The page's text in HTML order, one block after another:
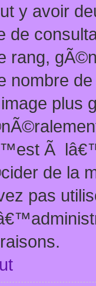
y avoir
de
rang,
nombre
plus
Ã
de la
pas